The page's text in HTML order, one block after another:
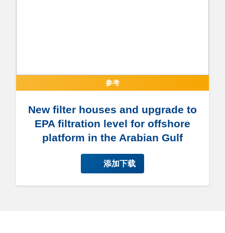
参考
New filter houses and upgrade to
EPA filtration level for offshore
platform in the Arabian Gulf
添加下载